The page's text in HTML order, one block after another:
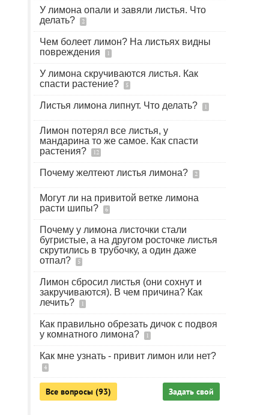
У лимона опали и завяли листья. Что
делать?
2
Чем болеет лимон? На листьях видны
повреждения
1
У лимона скручиваются листья. Как
спасти растение?
5
Листья лимона липнут. Что делать? 1
Лимон потерял все листья, у
мандарина то же самое. Как спасти
растения?
12
Почему желтеют листья лимона? 2
Могут ли на привитой ветке лимона
расти шипы?
6
Почему у лимона листочки стали
бугристые, а на другом росточке листья
скрутились в трубочку, а один даже
отпал?
5
Лимон сбросил листья (они сохнут и
закручиваются). В чем причина? Как
лечить?
1
Как правильно обрезать дичок с подвоя
у комнатного лимона?
1
Как мне узнать - привит лимон или нет?
4
Все вопросы (93) Задать свой